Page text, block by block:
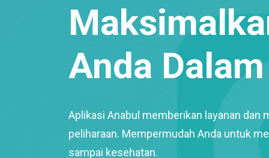
Anda
Aplikasi Anabul memberikan layanan
peliharaan. Mempermudah Anda untuk
sampai kesehatan.